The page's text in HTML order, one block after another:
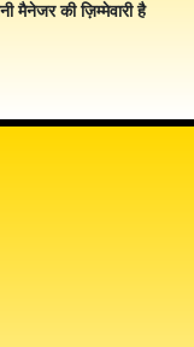
मैनेजर की ज़िम्मेवारी है